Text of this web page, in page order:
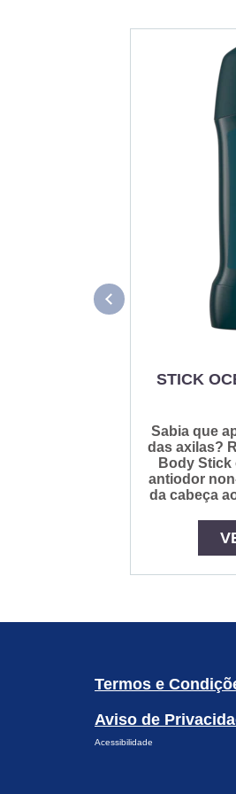
STICK
Sabia que
das axilas?
Body Stick
antiodor
da cabeça
Termos e
Aviso de
Acessibilidade